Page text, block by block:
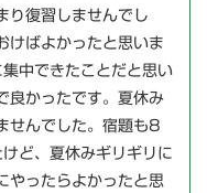
り復習しませんでし
けばよかったと思いま
中できたことだと思い
良かったです。夏休み
せんでした。宿題も8
ど、夏休みギリギリに
やったらよかったと思